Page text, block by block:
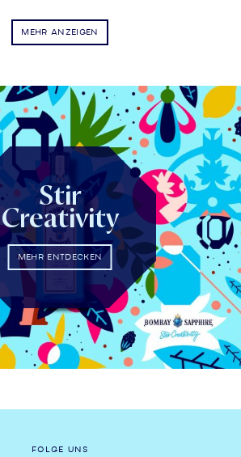
MEHR ANZEIGEN
Stir
Creativity
MEHR ENTDECKEN
FOLGE UNS